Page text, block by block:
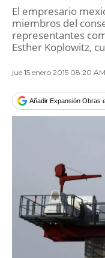
El empresario
miembros del
representantes
Esther Koplowitz,
jue 15 enero 2015 08:20 AM
Añadir Expansión Obras